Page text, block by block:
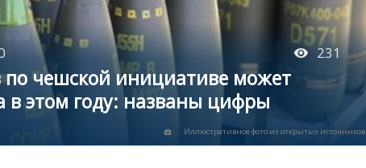
231
по чешской инициативе может
в этом году: названы цифры
Иллюстративное фото из открытых источников